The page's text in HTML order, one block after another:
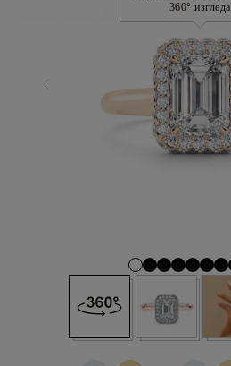
360° изгледа